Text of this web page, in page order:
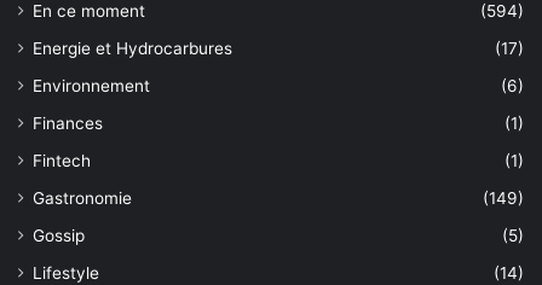
En ce moment
(594)
Energie et Hydrocarbures
(17)
Environnement
(6)
Finances
(1)
Fintech
(1)
Gastronomie
(149)
Gossip
(5)
Lifestyle
(14)